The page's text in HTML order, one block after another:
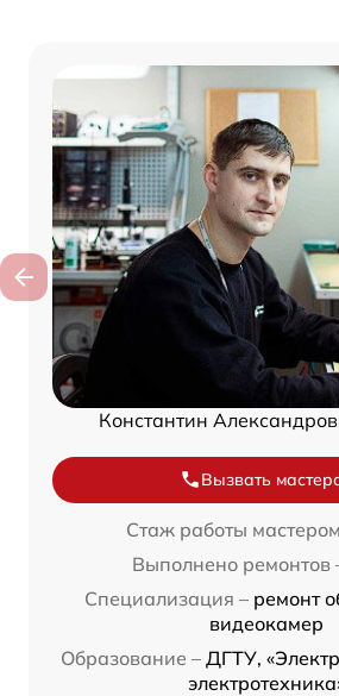
Константин
Вызвать
Стаж работы
Выполнено ремонтов
Специализация – ремонт
видеокамер
Образование – ДГТУ,